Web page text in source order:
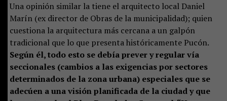
Una opinión similar la tiene el arquitecto local Daniel
Marín (ex director de Obras de la municipalidad); quien
cuestiona la arquitectura más cercana a un galpón
tradicional que lo que presenta históricamente Pucón.
Según él, todo esto se debía prever y regular vía
seccionales (cambios a las exigencias por sectores
determinados de la zona urbana) especiales que se
adecúen a una visión planificada de la ciudad y que